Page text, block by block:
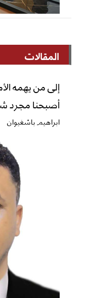
المقالات
إلى من يهمه
أصبحنا مجرد
ابراهيم باشغيوان